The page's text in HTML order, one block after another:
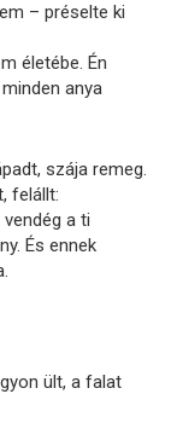
– préselte ki
életébe. Én
anya
szája remeg.
felállt:
a ti
És ennek
ült, a falat